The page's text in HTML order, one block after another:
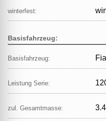
winterfest:
Basisfahrzeug:
Basisfahrzeug:
Leistung Serie:
zul. Gesamtmasse: